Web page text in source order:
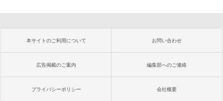
本サイトのご利用について お問い合わせ
広告掲載のご案内 編集部へのご連絡
プライバシーポリシー 会社概要